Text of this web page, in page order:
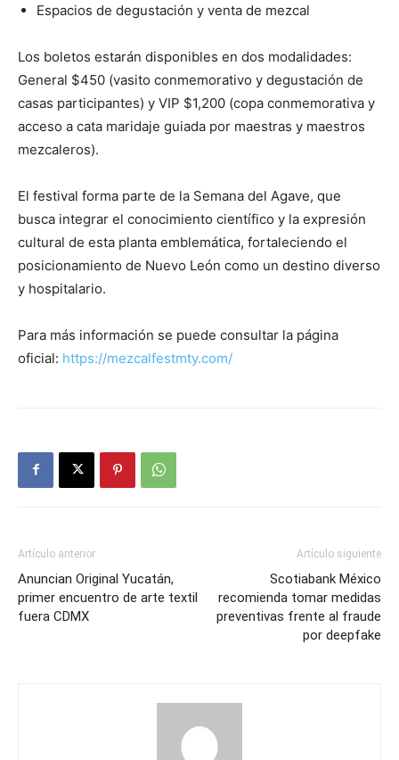
Espacios de degustación y venta de mezcal
Los boletos estarán disponibles en dos modalidades:
General $450 (vasito conmemorativo y degustación de
casas participantes) y VIP $1,200 (copa conmemorativa y
acceso a cata maridaje guiada por maestras y maestros
mezcaleros).
El festival forma parte de la Semana del Agave, que
busca integrar el conocimiento científico y la expresión
cultural de esta planta emblemática, fortaleciendo el
posicionamiento de Nuevo León como un destino diverso
y hospitalario.
Para más información se puede consultar la página
oficial: https://mezcalfestmty.com/
Artículo anterior
Anuncian Original Yucatán,
primer encuentro de arte textil
fuera CDMX
Artículo siguiente
Scotiabank México
recomienda tomar medidas
preventivas frente al fraude
por deepfake